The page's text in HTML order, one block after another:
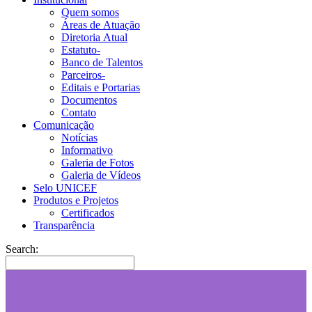
Quem somos
Áreas de Atuação
Diretoria Atual
Estatuto-
Banco de Talentos
Parceiros-
Editais e Portarias
Documentos
Contato
Comunicação
Notícias
Informativo
Galeria de Fotos
Galeria de Vídeos
Selo UNICEF
Produtos e Projetos
Certificados
Transparência
Search: